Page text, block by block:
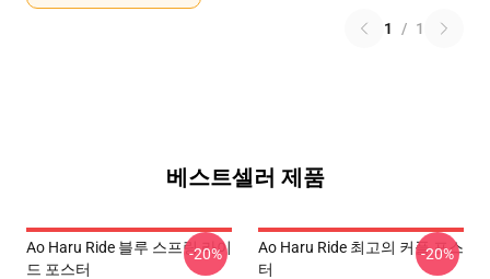
1 / 1
베스트셀러 제품
Ao Haru Ride 블루 스프링 라이
드 포스터
-20%
Ao Haru Ride 최고의 커플 포스
터
-20%